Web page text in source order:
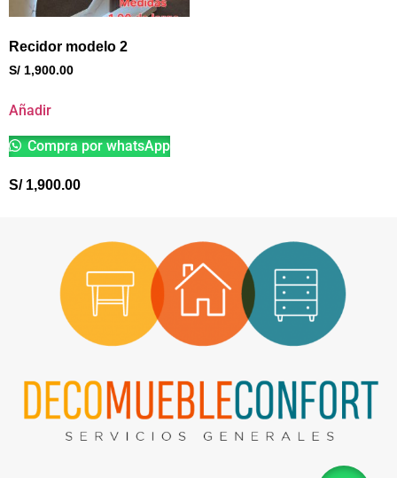
Recidor modelo 2
S/ 1,900.00
Añadir
Compra por whatsApp
S/1,900.00